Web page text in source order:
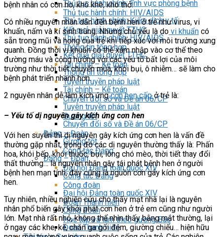
Thủ tục hành chính: HIV/AIDS
Kết quả giải quyết TTHC
Thông tin tổng hợp
Tài chính – Kế toán
Tuyên truyền pháp luật
Chuyển đổi số và Đề án 06/CP
Gương tốt
Đảng – Đoàn
Công tác Đảng
Đại hội Đảng toàn quốc XIV
Công đoàn
Đoàn Thanh niên
Học tập và làm theo gương Bác
Thủ tục hành chính: lĩnh vực phòng bệnh
Thủ tục hành chính: Kiểm dịch y tế
Thủ tục hành chính: HIV/AIDS
Kết quả giải quyết TTHC
Thông tin tổng hợp
Tài chính – Kế toán
Tuyên truyền pháp luật
Chuyển đổi số và Đề án 06/CP
Gương tốt
Đảng – Đoàn
Công tác Đảng
Đại hội Đảng toàn quốc XIV
Công đoàn
Đoàn Thanh niên
bệnh nhân có cơn ho, khò khè, khó thở.
Có nhiều nguyên nhân dẫn đến bệnh hen ở trẻ như virus, vi
khuẩn, nấm và kí sinh trùng. Nhưng chủ yếu là do vi khuẩn có
sẵn trong mũi và họng của trẻ khi tiếp xúc với môi trường xung
quanh. Đồng thời vi khuẩn có thể xâm nhập vào cơ thể theo
đường máu và cộng hưởng với các yếu tố bất lợi của môi
trường như thời tiết chuyển mùa, khói bụi, ô nhiễm… sẽ làm cho
bệnh phát triển nhanh hơn.
2 nguyên nhân dễ làm kích ứngcơn hen cấpở trẻ là:
– Yếu tố dị nguyên gây kích ứng cơn hen
Với hen suyễn thì dị nguyên gây kích ứng cơn hen là vấn đề
thường gặp nhất, trong đó các dị nguyên thường thấy là: Phấn
hoa, khói bếp, khói thuốc, bụi, lông chó mèo, thời tiết thay đổi
thất thường… là nguyên nhân gây tái phát bệnh hen ở người
bệnh hen mạn tính, đây cũng là nguồn cơn gây kích ứng cơn
hen.
Tuy nhiên, nhiều nghiên cứu cho thấy mạt nhà lại là nguyên
nhân phổ biến gây khởi phát cơn hen ở trẻ em cũng như người
lớn. Mạt nhà rất nhỏ, không thể nhìn thấy bằng mắt thường, lại
ở ngay các khe, kẽ, chăn ga gối đệm, giường chiếu… hiện hữu